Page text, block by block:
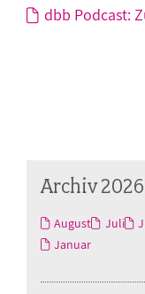
dbb Podcast:
Archiv 2026
August Juli
Januar